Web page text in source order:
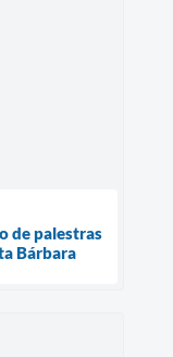
de palestras
Bárbara